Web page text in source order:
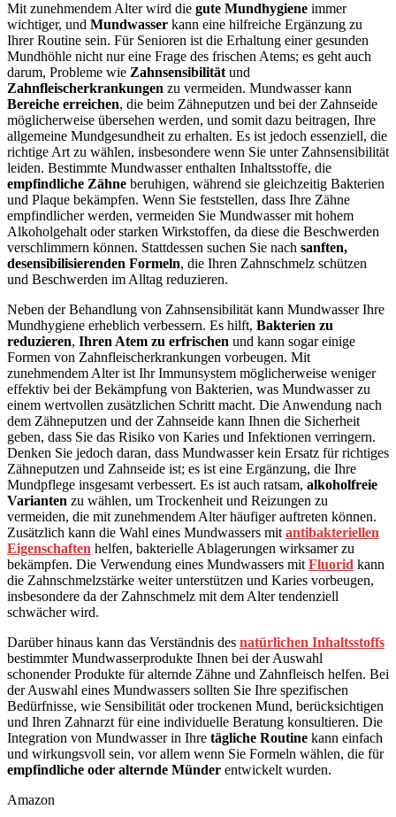
Mit zunehmendem Alter wird die gute Mundhygiene immer
wichtiger, und Mundwasser kann eine hilfreiche Ergänzung zu
Ihrer Routine sein. Für Senioren ist die Erhaltung einer gesunden
Mundhöhle nicht nur eine Frage des frischen Atems; es geht auch
darum, Probleme wie Zahnsensibilität und
Zahnfleischerkrankungen zu vermeiden. Mundwasser kann
Bereiche erreichen, die beim Zähneputzen und bei der Zahnseide
möglicherweise übersehen werden, und somit dazu beitragen, Ihre
allgemeine Mundgesundheit zu erhalten. Es ist jedoch essenziell, die
richtige Art zu wählen, insbesondere wenn Sie unter Zahnsensibilität
leiden. Bestimmte Mundwasser enthalten Inhaltsstoffe, die
empfindliche Zähne beruhigen, während sie gleichzeitig Bakterien
und Plaque bekämpfen. Wenn Sie feststellen, dass Ihre Zähne
empfindlicher werden, vermeiden Sie Mundwasser mit hohem
Alkoholgehalt oder starken Wirkstoffen, da diese die Beschwerden
verschlimmern können. Stattdessen suchen Sie nach sanften,
desensibilisierenden Formeln, die Ihren Zahnschmelz schützen
und Beschwerden im Alltag reduzieren.
Neben der Behandlung von Zahnsensibilität kann Mundwasser Ihre
Mundhygiene erheblich verbessern. Es hilft, Bakterien zu
reduzieren, Ihren Atem zu erfrischen und kann sogar einige
Formen von Zahnfleischerkrankungen vorbeugen. Mit
zunehmendem Alter ist Ihr Immunsystem möglicherweise weniger
effektiv bei der Bekämpfung von Bakterien, was Mundwasser zu
einem wertvollen zusätzlichen Schritt macht. Die Anwendung nach
dem Zähneputzen und der Zahnseide kann Ihnen die Sicherheit
geben, dass Sie das Risiko von Karies und Infektionen verringern.
Denken Sie jedoch daran, dass Mundwasser kein Ersatz für richtiges
Zähneputzen und Zahnseide ist; es ist eine Ergänzung, die Ihre
Mundpflege insgesamt verbessert. Es ist auch ratsam, alkoholfreie
Varianten zu wählen, um Trockenheit und Reizungen zu
vermeiden, die mit zunehmendem Alter häufiger auftreten können.
Zusätzlich kann die Wahl eines Mundwassers mit antibakteriellen
Eigenschaften helfen, bakterielle Ablagerungen wirksamer zu
bekämpfen. Die Verwendung eines Mundwassers mit Fluorid kann
die Zahnschmelzstärke weiter unterstützen und Karies vorbeugen,
insbesondere da der Zahnschmelz mit dem Alter tendenziell
schwächer wird.
Darüber hinaus kann das Verständnis des natürlichen Inhaltsstoffs
bestimmter Mundwasserprodukte Ihnen bei der Auswahl
schonender Produkte für alternde Zähne und Zahnfleisch helfen. Bei
der Auswahl eines Mundwassers sollten Sie Ihre spezifischen
Bedürfnisse, wie Sensibilität oder trockenen Mund, berücksichtigen
und Ihren Zahnarzt für eine individuelle Beratung konsultieren. Die
Integration von Mundwasser in Ihre tägliche Routine kann einfach
und wirkungsvoll sein, vor allem wenn Sie Formeln wählen, die für
empfindliche oder alternde Münder entwickelt wurden.
Amazon